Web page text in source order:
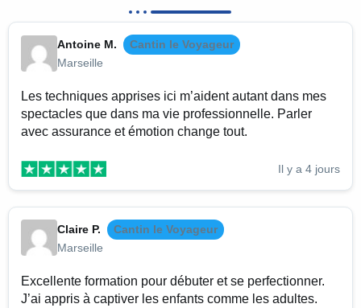
Antoine M.
Cantin le Voyageur
Marseille
Les techniques apprises ici m’aident autant dans mes
spectacles que dans ma vie professionnelle. Parler
avec assurance et émotion change tout.
Il y a 4 jours
Claire P.
Cantin le Voyageur
Marseille
Excellente formation pour débuter et se perfectionner.
J’ai appris à captiver les enfants comme les adultes.